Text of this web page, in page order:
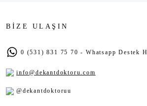
BİZE ULAŞIN
0 (531) 831 75 70 - Whatsapp Destek
info@dekantdoktoru.com
@dekantdoktoruu